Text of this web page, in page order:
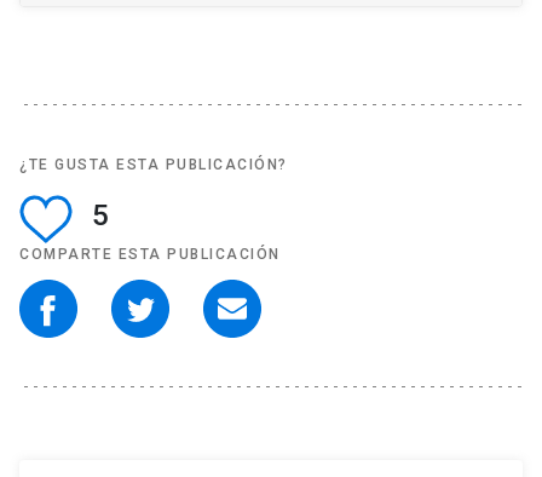
¿TE GUSTA ESTA PUBLICACIÓN?
5
COMPARTE ESTA PUBLICACIÓN